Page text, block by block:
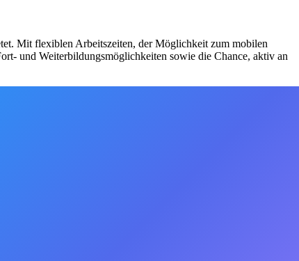
Mit flexiblen Arbeitszeiten, der Möglichkeit zum mobilen
und Weiterbildungsmöglichkeiten sowie die Chance, aktiv an